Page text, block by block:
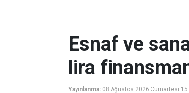
Esnaf ve
lira
Yayınlanma: 08 Ağustos 2026 Cumartesi